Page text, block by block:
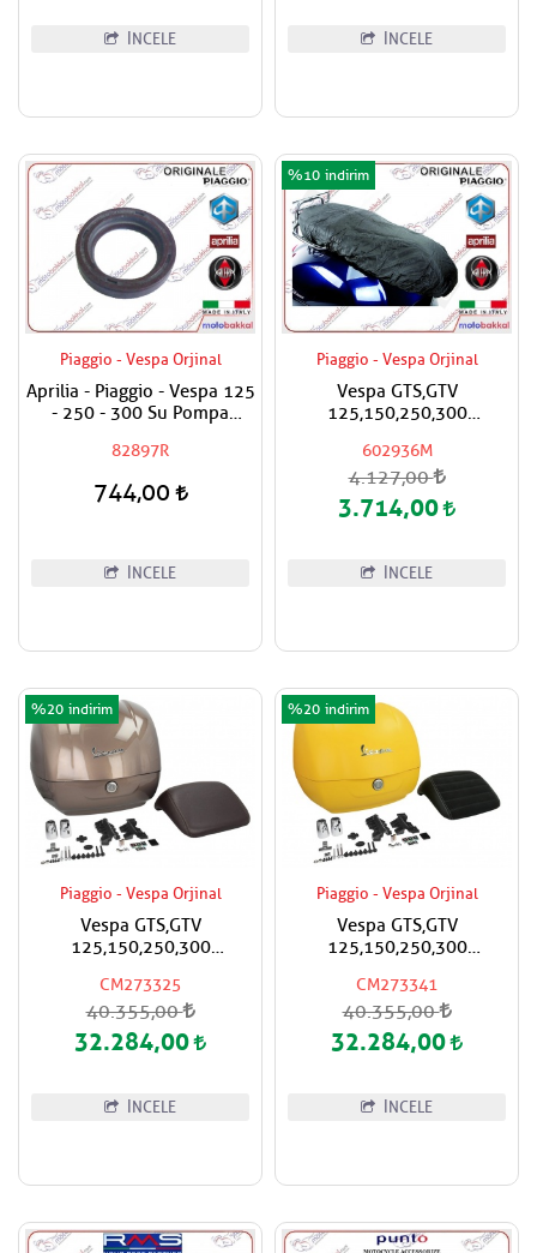
İNCELE İNCELE
Piaggio - Vespa Orjinal
Aprilia - Piaggio - Vespa 125
- 250 - 300 Su Pompa
82897R
744,00
İNCELE
Piaggio - Vespa Orjinal
Vespa GTS,GTV
125,150,250,300
Geçirmez Sele Koruyucu
Örtü Kılıf
602936M
%10
4.127,00
3.714,00
İNCELE
Piaggio - Vespa Orjinal
Vespa GTS,GTV
125,150,250,300
Kahverengi Renk Boya
Kod:129/A Koyu
Kahverengi Sırt Pedli
CM273325
%20
40.355,00
32.284,00
İNCELE
Piaggio - Vespa Orjinal
Vespa GTS,GTV
125,150,250,300
Mat Sarı Renk Boya
Kod:974/A Siyah Sırt Pedli
CM273341
%20
40.355,00
32.284,00
İNCELE